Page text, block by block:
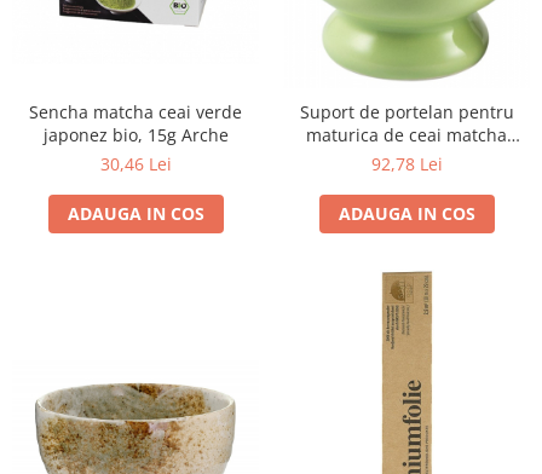
Snacksuri
Mixuri
Condimente
Mirodenii
Maioneza bio
Sencha matcha ceai verde
japonez bio, 15g Arche
30,46 Lei
ADAUGA IN COS
Suport de portelan pentru
maturica de ceai matcha
Arche Naturkuche
92,78 Lei
ADAUGA IN COS